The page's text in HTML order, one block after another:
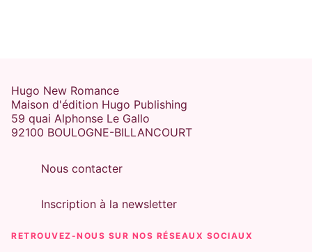
Hugo New Romance
Maison d'édition Hugo Publishing
59 quai Alphonse Le Gallo
92100 BOULOGNE-BILLANCOURT
Nous contacter
Inscription à la newsletter
RETROUVEZ-NOUS SUR NOS RÉSEAUX SOCIAUX